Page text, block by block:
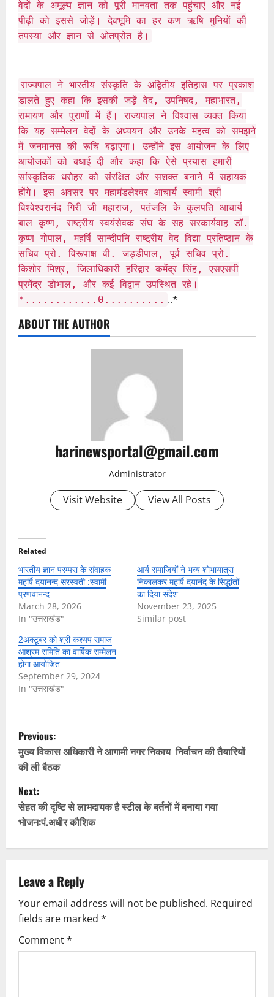
वेदों के अमूल्य ज्ञान को पूरी मानवता तक पहुंचाएं और नई
पीढ़ी को इससे जोड़ें। देवभूमि का हर कण ऋषि-मुनियों की
तपस्या और ज्ञान से ओतप्रोत है।
राज्यपाल ने भारतीय संस्कृति के अद्वितीय इतिहास पर प्रकाश
डालते हुए कहा कि इसकी जड़ें वेद, उपनिषद, महाभारत,
रामायण और पुराणों में हैं। राज्यपाल ने विश्वास व्यक्त किया
कि यह सम्मेलन वेदों के अध्ययन और उनके महत्व को समझने
में जनमानस की रूचि बढ़ाएगा। उन्होंने इस आयोजन के लिए
आयोजकों को बधाई दी और कहा कि ऐसे प्रयास हमारी
सांस्कृतिक धरोहर को संरक्षित और सशक्त बनाने में सहायक
होंगे। इस अवसर पर महामंडलेश्वर आचार्य स्वामी श्री
विश्वेश्वरानंद गिरी जी महाराज, पतंजलि के कुलपति आचार्य
बाल कृष्ण, राष्ट्रीय स्वयंसेवक संघ के सह सरकार्यवाह डॉ.
कृष्ण गोपाल, महर्षि सान्दीपनि राष्ट्रीय वेद विद्या प्रतिष्ठान के
सचिव प्रो. विरूपाक्ष वी. जड्डीपाल, पूर्व सचिव प्रो.
किशोर मिश्र, जिलाधिकारी हरिद्वार कमेंद्र सिंह, एसएसपी
प्रमेंद्र डोभाल, और कई विद्वान उपस्थित रहे।
*............0.......... ..*
ABOUT THE AUTHOR
harinewsportal@gmail.com
Administrator
Visit Website View All Posts
Related
भारतीय ज्ञान परम्परा के संवाहक
महर्षि दयानन्द सरस्वती :स्वामी
प्रणवानन्द
March 28, 2026
In "उत्तराखंड"
आर्य समाजियों ने भव्य शोभायात्रा
निकालकर महर्षि दयानंद के सिद्धांतों
का दिया संदेश
November 23, 2025
Similar post
2अक्टूबर को श्री कश्यप समाज
आश्रम समिति का वार्षिक सम्मेलन
होगा आयोजित
September 29, 2024
In "उत्तराखंड"
P
o
s
t
n
v
i
g
Previous:
मुख्य विकास अधिकारी ने आगामी नगर निकाय निर्वाचन की तैयारियों
की ली बैठक
Next:
सेहत की दृष्टि से लाभदायक है स्टील के बर्तनों में बनाया गया
भोजन:पं.अधीर कौशिक
Leave a Reply
Your email address will not be published. Required
fields are marked *
Comment*